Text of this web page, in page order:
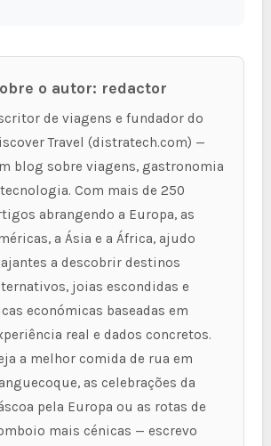
Sobre o autor: redactor
de viagens e fundador do
Travel (distratech.com) —
blog sobre viagens, gastronomia
Com mais de 250
abrangendo a Europa, as
a Ásia e a África, ajudo
a descobrir destinos
joias escondidas e
económicas baseadas em
real e dados concretos.
a melhor comida de rua em
as celebrações da
pela Europa ou as rotas de
mais cénicas — escrevo